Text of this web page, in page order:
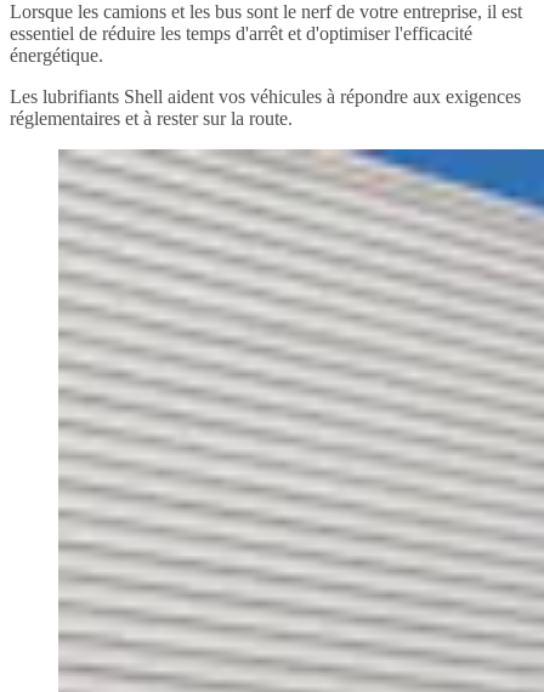
Lorsque les camions et les bus sont le nerf de votre entreprise, il est
essentiel de réduire les temps d'arrêt et d'optimiser l'efficacité
énergétique.
Les lubrifiants Shell aident vos véhicules à répondre aux exigences
réglementaires et à rester sur la route.